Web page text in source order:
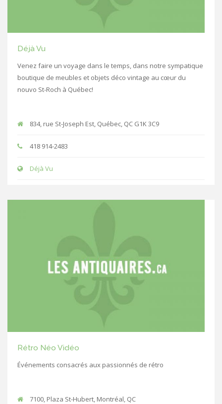
Déjà Vu
Venez faire un voyage dans le temps, dans notre sympatique
boutique de meubles et objets déco vintage au cœur du
nouvo St-Roch à Québec!
834, rue St-Joseph Est, Québec, QC G1K 3C9
418 914-2483
Déjà Vu
Rétro Néo Vidéo
Événements consacrés aux passionnés de rétro
7100, Plaza St-Hubert, Montréal, QC